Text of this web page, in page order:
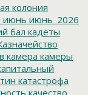
колония
июнь июнь_2026
бал кадеты
камера камеры
катастрофа
качество